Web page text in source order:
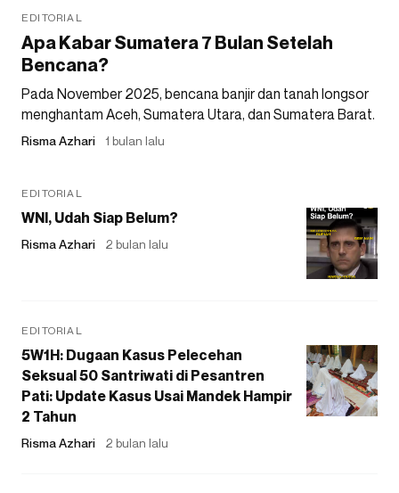
EDITORIAL
Apa Kabar Sumatera 7 Bulan Setelah
Bencana?
Pada November 2025, bencana banjir dan tanah longsor
menghantam Aceh, Sumatera Utara, dan Sumatera Barat.
Risma Azhari 1 bulan lalu
EDITORIAL
WNI, Udah Siap Belum?
Risma Azhari 2 bulan lalu
EDITORIAL
5W1H: Dugaan Kasus Pelecehan
Seksual 50 Santriwati di Pesantren
Pati: Update Kasus Usai Mandek Hampir
2 Tahun
Risma Azhari 2 bulan lalu